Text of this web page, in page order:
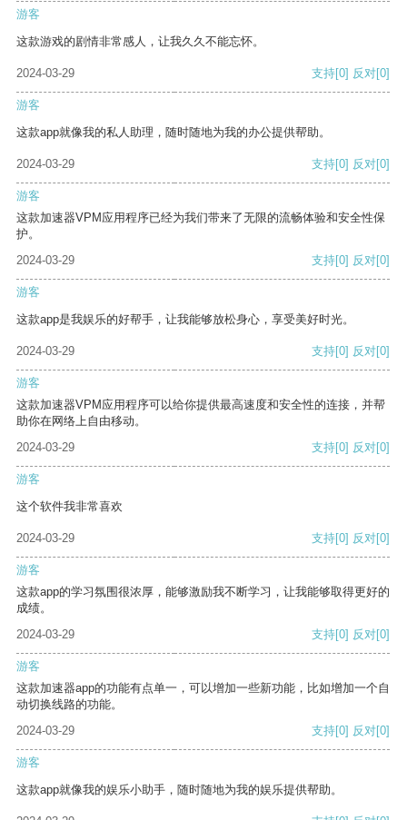
游客
这款游戏的剧情非常感人，让我久久不能忘怀。
2024-03-29 支持[0] 反对[0]
游客
这款app就像我的私人助理，随时随地为我的办公提供帮助。
2024-03-29 支持[0] 反对[0]
游客
这款加速器VPM应用程序已经为我们带来了无限的流畅体验和安全性保
护。
2024-03-29
支持[0] 反对[0]
游客
这款app是我娱乐的好帮手，让我能够放松身心，享受美好时光。
2024-03-29 支持[0] 反对[0]
游客
这款加速器VPM应用程序可以给你提供最高速度和安全性的连接，并帮
助你在网络上自由移动。
2024-03-29
支持[0] 反对[0]
游客
这个软件我非常喜欢
2024-03-29 支持[0] 反对[0]
游客
这款app的学习氛围很浓厚，能够激励我不断学习，让我能够取得更好的
成绩。
2024-03-29
支持[0] 反对[0]
游客
这款加速器app的功能有点单一，可以增加一些新功能，比如增加一个自
动切换线路的功能。
2024-03-29
支持[0] 反对[0]
游客
这款app就像我的娱乐小助手，随时随地为我的娱乐提供帮助。